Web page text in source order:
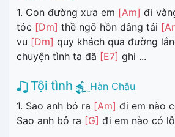
1. Con đường xưa em [Am] đi
tóc [Dm] thề ngõ hồn dâng tái
vu [Dm] quy khách qua đường
chuyện tình ta đã [E7] ghi ...
Tội tình
Hàn Châu
1. Sao anh bỏ ra [Am] đi em nào
Sao anh bỏ ra [G] đi em nào có